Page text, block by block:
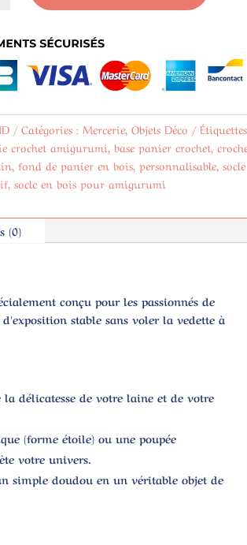
Catégories : Mercerie, Objets Déco
crochet amigurumi, base panier crochet,
, fond de panier en bois, personnalisable, socle
, socle en bois pour amigurumi
(0)
conçu pour les passionnés de
stable sans voler la vedette à
délicatesse de votre laine et de votre
(forme étoile) ou une poupée
votre univers.
simple doudou en un véritable objet de